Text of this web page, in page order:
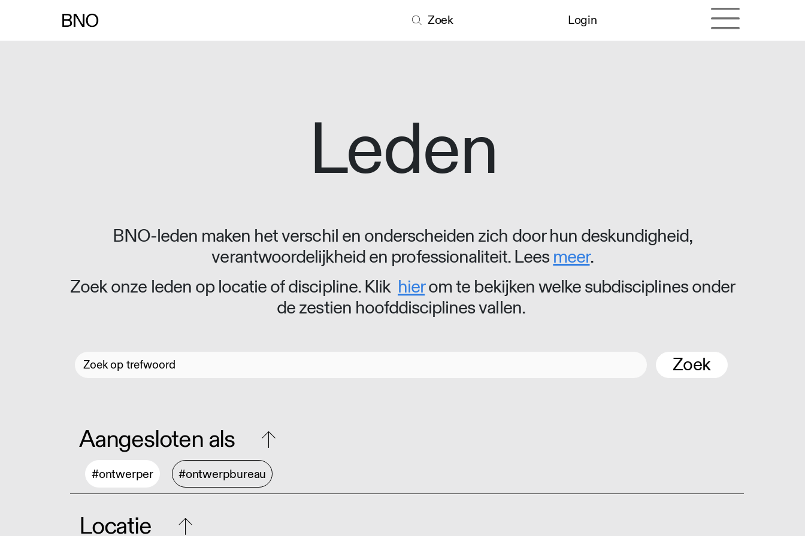
Zoek Login
Leden
BNO-leden maken het verschil en onderscheiden zich door hun deskundigheid,
verantwoordelijkheid en professionaliteit. Leesmeer.
Zoek onze leden op locatie of discipline. Klik hierom te bekijken welke subdisciplines onder
de zestien hoofddisciplines vallen.
Zoek
Aangesloten als
#ontwerper #ontwerpbureau
Locatie